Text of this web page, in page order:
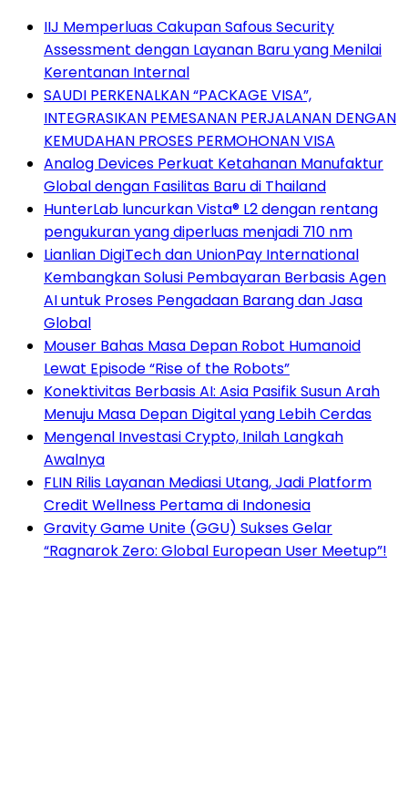
IIJ Memperluas Cakupan Safous Security
Assessment dengan Layanan Baru yang Menilai
Kerentanan Internal
SAUDI PERKENALKAN “PACKAGE VISA”,
INTEGRASIKAN PEMESANAN PERJALANAN DENGAN
KEMUDAHAN PROSES PERMOHONAN VISA
Analog Devices Perkuat Ketahanan Manufaktur
Global dengan Fasilitas Baru di Thailand
HunterLab luncurkan Vista® L2 dengan rentang
pengukuran yang diperluas menjadi 710 nm
Lianlian DigiTech dan UnionPay International
Kembangkan Solusi Pembayaran Berbasis Agen
AI untuk Proses Pengadaan Barang dan Jasa
Global
Mouser Bahas Masa Depan Robot Humanoid
Lewat Episode “Rise of the Robots”
Konektivitas Berbasis AI: Asia Pasifik Susun Arah
Menuju Masa Depan Digital yang Lebih Cerdas
Mengenal Investasi Crypto, Inilah Langkah
Awalnya
FLIN Rilis Layanan Mediasi Utang, Jadi Platform
Credit Wellness Pertama di Indonesia
Gravity Game Unite (GGU) Sukses Gelar
“Ragnarok Zero: Global European User Meetup”!